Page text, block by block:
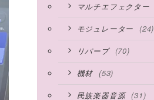
マルチエフェクター
モジュレーター (24)
リバーブ (70)
機材 (53)
民族楽器音源 (31)